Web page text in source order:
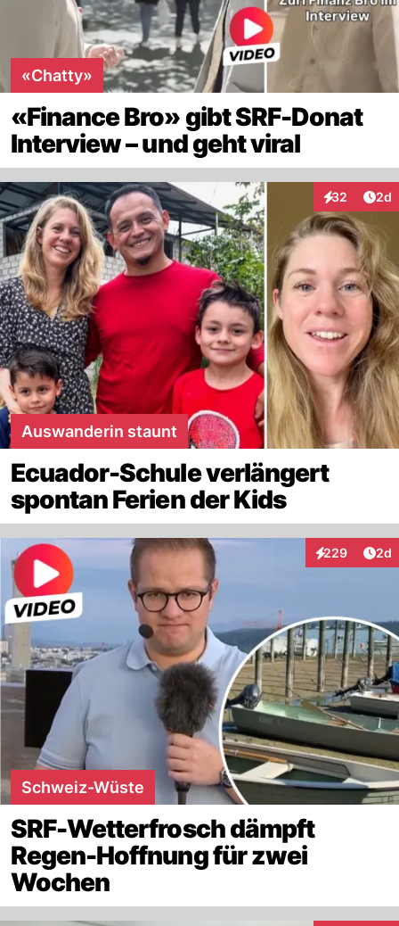
«Chatty»
«Finance Bro» gibt SRF-Donat
Interview – und geht viral
32
Interaktionen
2d
Auswanderin staunt
Ecuador-Schule verlängert
spontan Ferien der Kids
229
Interaktionen
2d
Schweiz-Wüste
SRF-Wetterfrosch dämpft
Regen-Hoffnung für zwei
Wochen